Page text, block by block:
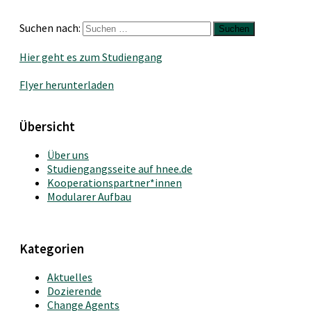
Suchen nach:
Hier geht es zum Studiengang
Flyer herunterladen
Übersicht
Über uns
Studiengangsseite auf hnee.de
Kooperationspartner*innen
Modularer Aufbau
Kategorien
Aktuelles
Dozierende
Change Agents